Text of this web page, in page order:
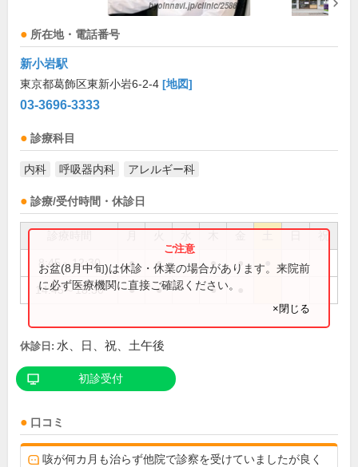
所在地・電話番号
新小岩駅
東京都葛飾区東新小岩6-2-4 [地図]
03-3696-3333
診療科目
内科 呼吸器内科 アレルギー科
診療/受付時間・休診日
祝
8:45～12:30 ● ● ● ●
14:45～18:30 ● ● ●
お盆(8月中旬)は休診・休業の場合があります。来院前
に必ず医療機関に直接ご確認ください。
×閉じる
休診日: 水、日、祝、土午後
初診受付
口コミ
咳が何カ月も治らず他院で診察を受けていましたが良く